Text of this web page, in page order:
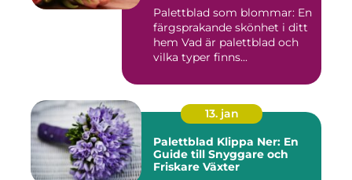
Palettblad som blommar: En
färgsprakande skönhet i ditt
hem Vad är palettblad och
vilka typer finns...
13. jan
Palettblad Klippa Ner: En
Guide till Snyggare och
Friskare Växter